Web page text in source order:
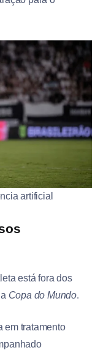
artificial
está fora dos
Copa do Mundo.
em tratamento